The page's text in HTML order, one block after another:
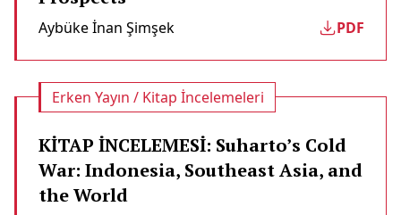
Aybüke İnan Şimşek PDF
Erken Yayın / Kitap İncelemeleri
KİTAP İNCELEMESİ: Suharto’s Cold
War: Indonesia, Southeast Asia, and
the World